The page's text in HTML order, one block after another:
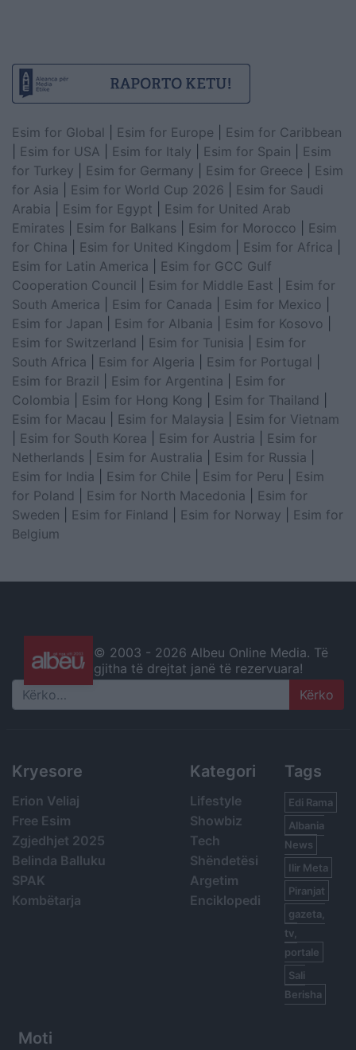
Esim for Global Esim for Europe
Esim for Caribbean
Esim for USA Esim for Italy Esim for Spain
Esim
for Turkey
Esim for Germany Esim for Greece
Esim
for Asia
Esim for World Cup 2026
Esim for Saudi
Arabia
Esim for Egypt
Esim for United Arab
Emirates
Esim for Balkans Esim for Morocco
Esim
for China
Esim for United Kingdom Esim for Africa
Esim for Latin America
Esim for GCC Gulf
Cooperation Council
Esim for Middle East
Esim for
South America
Esim for Canada Esim for Mexico
Esim for Japan
Esim for Albania Esim for Kosovo
Esim for Switzerland
Esim for Tunisia
Esim for
South Africa
Esim for Algeria Esim for Portugal
Esim for Brazil
Esim for Argentina
Esim for
Colombia
Esim for Hong Kong Esim for Thailand
Esim for Macau
Esim for Malaysia
Esim for Vietnam
Esim for South Korea Esim for Austria
Esim for
Netherlands
Esim for Australia Esim for Russia
Esim for India
Esim for Chile Esim for Peru
Esim
for Poland
Esim for North Macedonia
Esim for
Sweden
Esim for Finland Esim for Norway
Esim for
Belgium
© 2003 - 2026 Albeu Online Media. Të
gjitha të drejtat janë të rezervuara!
Search
Kryesore
Erion Veliaj
Free Esim
Zgjedhjet 2025
Belinda Balluku
SPAK
Kombëtarja
Kategori
Lifestyle
Showbiz
Tech
Shëndetësi
Argetim
Enciklopedi
Tags
Edi Rama
Albania
News
Ilir Meta
Piranjat
gazeta,
tv,
portale
Sali
Berisha
Moti